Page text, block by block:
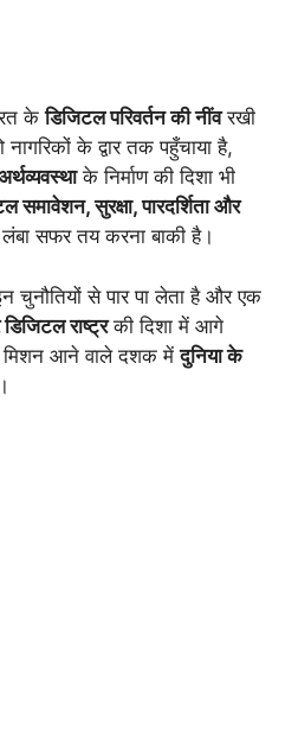
केडिजिटल परिवर्तन की नींवरखी
के द्वार तक पहुँचाया है,
के निर्माण की दिशा भी
समावेशन, सुरक्षा, पारदर्शिता और
सफर तय करना बाकी है।
चुनौतियों से पार पा लेता है और एक
राष्ट्रकी दिशा में आगे
मिशन आने वाले दशक मेंदुनिया के